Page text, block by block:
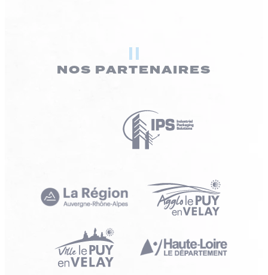
NOS PARTENAIRES